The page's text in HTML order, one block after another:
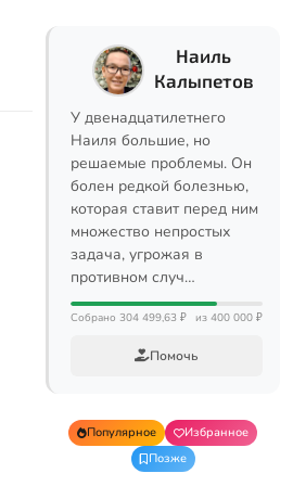
Наиль
Калыпетов
У двенадцатилетнего
Наиля большие, но
решаемые проблемы. Он
болен редкой болезнью,
которая ставит перед ним
множество непростых
задача, угрожая в
противном случ…
Собрано 304 499,63 ₽ из 400 000 ₽
Помочь
Популярное
Избранное
Позже